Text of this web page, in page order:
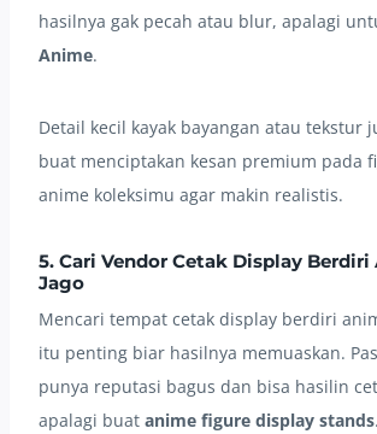
hasilnya gak pecah atau blur, apalagi
Anime.
Detail kecil kayak bayangan atau tekstur
buat menciptakan kesan premium pada
anime koleksimu agar makin realistis.
5. Cari Vendor Cetak Display
Jago
Mencari tempat cetak display berdiri
itu penting biar hasilnya memuaskan.
punya reputasi bagus dan bisa hasilin
apalagi buat anime figure display stands.